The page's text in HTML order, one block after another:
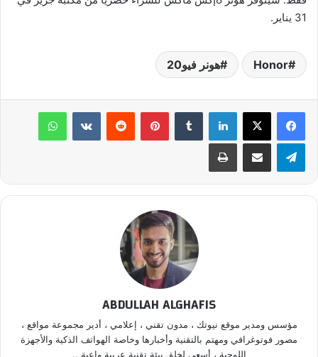
31 يناير.
Honor هونر فيو20
لينكدإن بينتيريست واتساب
تيلقرام مشاركة عبر البريد طباعة
ABDULLAH ALGHAFIS
مؤسس ومدير موقع نيوتك ، مدون تقني ، إعلامي ، أدير مجموعة مواقع ،
مصور فوتوغرافي ومهتم بالتقنية وأخبارها وخاصة الهواتف الذكية والأجهزة
اللوحية ، أسعى لخلق بيئة تقنية عربية واعية ..